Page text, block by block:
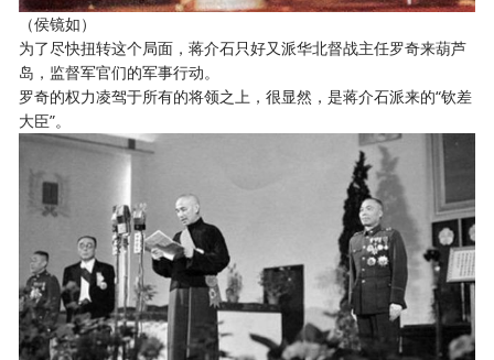
（侯镜如）
为了尽快扭转这个局面，蒋介石只好又派华北督战主任罗奇来葫芦
岛，监督军官们的军事行动。
罗奇的权力凌驾于所有的将领之上，很显然，是蒋介石派来的“钦差
大臣”。